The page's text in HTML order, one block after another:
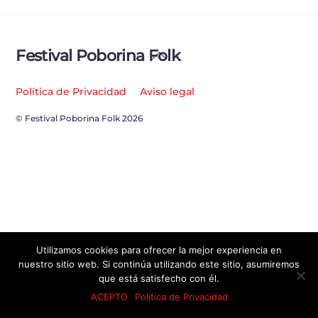
Back
Top
Festival Poborina Folk
Política de Privacidad Aviso legal
© Festival Poborina Folk 2026
Utilizamos cookies para ofrecer la mejor experiencia en
nuestro sitio web. Si continúa utilizando este sitio, asumiremos
que está satisfecho con él.
ACEPTO
Política de Privacidad